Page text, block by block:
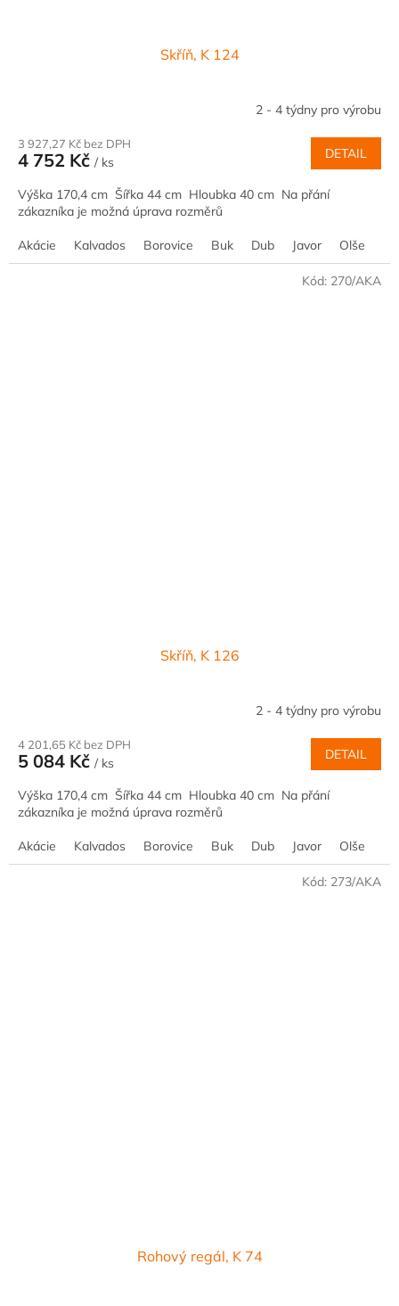
Skříň, K 124
2 - 4 týdny pro výrobu
3 927,27 Kč bez DPH
4 752 Kč / ks
DETAIL
Výška 170,4 cm Šířka 44 cm Hloubka 40 cm Na přání
zákazníka je možná úprava rozměrů
Akácie Kalvados Borovice Buk Dub Javor Olše
Skříň, K 126
2 - 4 týdny pro výrobu
4 201,65 Kč bez DPH
5 084 Kč / ks
DETAIL
Výška 170,4 cm Šířka 44 cm Hloubka 40 cm Na přání
zákazníka je možná úprava rozměrů
Akácie Kalvados Borovice Buk Dub Javor Olše
Kód: 270/AKA
Rohový regál, K 74
Kód: 273/AKA